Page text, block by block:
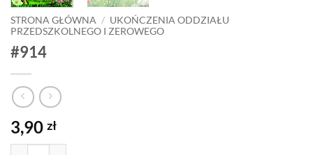
STRONA GŁÓWNA / UKOŃCZENIA ODDZIAŁU
PRZEDSZKOLNEGO I ZEROWEGO
#914
3,90 zł